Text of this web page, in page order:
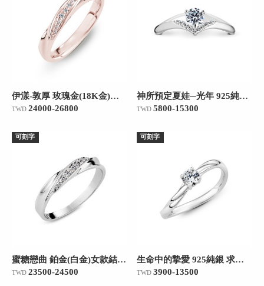
伊漾-敦厚 玫瑰金(18K金)女款結婚對戒
TWD 24000-26800
神所預定夏娃─光年 925純銀 求婚訂婚戒
TWD 5800-15300
可刻字
蜜糖戀曲 鉑金(白金)女款結婚對戒
TWD 23500-24500
可刻字
生命中的摯愛 925純銀 求婚訂婚戒
TWD 3900-13500